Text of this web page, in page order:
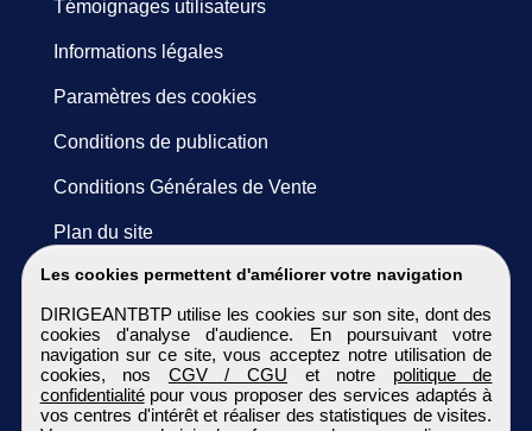
Les cookies permettent d'améliorer votre navigation
DIRIGEANTBTP utilise les cookies sur son site, dont des
cookies d'analyse d'audience. En poursuivant votre
navigation sur ce site, vous acceptez notre utilisation de
cookies, nos CGV / CGU et notre politique de
confidentialitépour vous proposer des services adaptés à
vos centres d'intérêt et réaliser des statistiques de visites.
Témoignages utilisateurs
Informations légales
Paramètres des cookies
Conditions de publication
Conditions Générales de Vente
Plan du site